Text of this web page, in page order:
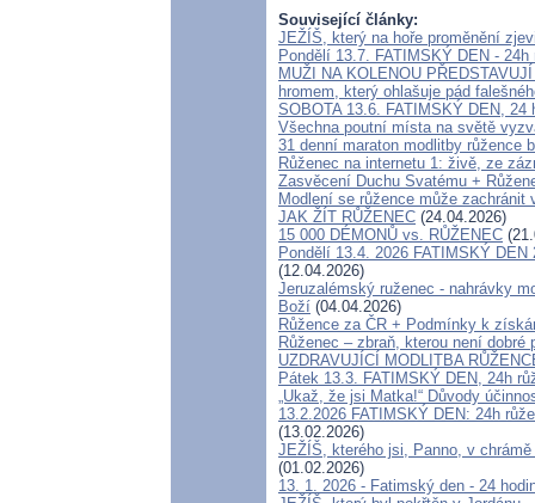
Související články:
JEŽÍŠ, který na hoře proměnění
Pondělí 13.7. FATIMSKÝ DEN -
MUŽI NA KOLENOU
hromem, který ohlašuje pád
SOBOTA 13.6. FATIMSKÝ DEN,
Všechna poutní místa na světě
31 denní maraton modlitby růžence
Růženec na internetu 1: živě, ze
Zasvěcení Duchu Svatému +
Modlení se růžence může zachránit
JAK ŽÍT RŮŽENEC (24.04.2026)
15 000 DÉMONŮ vs. RŮŽENEC
Pondělí 13.4. 2026 FATIMSKÝ
(12.04.2026)
Jeruzalémský ruženec - nahrávky
Boží (04.04.2026)
Růžence za ČR + Podmínky k
Růženec – zbraň, kterou není dobré
UZDRAVUJÍCÍ MODLITBA
Pátek 13.3. FATIMSKÝ DEN, 24h
„Ukaž, že jsi Matka!“ Důvody
13.2.2026 FATIMSKÝ DEN: 24h
(13.02.2026)
JEŽÍŠ, kterého jsi, Panno, v
(01.02.2026)
13. 1. 2026 - Fatimský den - 24